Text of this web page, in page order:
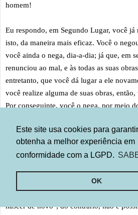
Este site usa cookies para
obtenha a melhor experiência em
conformidade com a LGPD.
OK
homem!
Eu respondo, em Segundo Lugar, você já
isto, da maneira mais eficaz. Você o
você ainda o nega, dia-a-dia; já que, em
renunciou ao mal, e às todas as suas
entretanto, que você dá lugar a ele
você realize alguma de suas obras,
Por conseguinte, você o nega, por meio
por meio de todos os atos de sujidade,
meio de toda palavra obscena e profana;
sua boca. Todo tempo, você profana o
meio disso, nega seu batismo; sim, todo
coisa para alguém, que você não
Eu respondo, Terceiro Lugar, seja
nascer de novo"; do contrário, não é